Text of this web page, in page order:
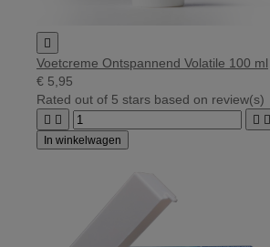

Voetcreme Ontspannend Volatile 100 ml
€ 5,95
Rated out of 5 stars based on review(s)
   
In winkelwagen